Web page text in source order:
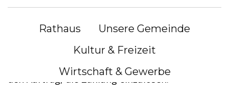
Rathaus
Unsere Gemeinde
Kultur & Freizeit
Wirtschaft & Gewerbe
SEPA-Lastschriftmandat erteilen
Mit der Erteilung des SEPA-Lastschriftmandats
stimmen Sie dem Einzug einer fälligen Zahlung
zu und erteilen gleichzeitig Ihrem Kreditinstitut
den Auftrag, die Zahlung einzulösen.